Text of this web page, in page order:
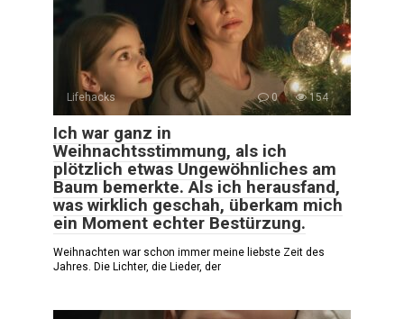
Lifehacks 0 154
Ich war ganz in
Weihnachtsstimmung, als ich
plötzlich etwas Ungewöhnliches am
Baum bemerkte. Als ich herausfand,
was wirklich geschah, überkam mich
ein Moment echter Bestürzung.
Weihnachten war schon immer meine liebste Zeit des
Jahres. Die Lichter, die Lieder, der